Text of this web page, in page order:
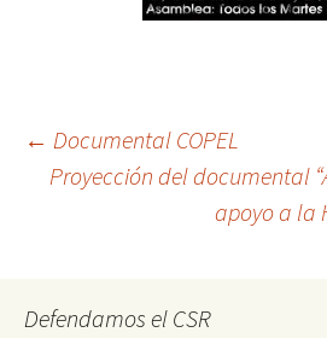
Post
navigation
← Documental COPEL
Proyección del documental
apoyo a la
Defendamos el CSR